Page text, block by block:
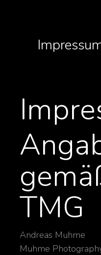
TMG
Andreas Muhme
Muhme